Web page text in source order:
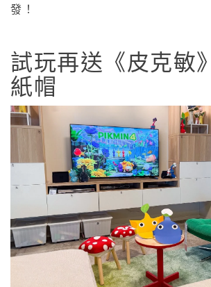
發！
試玩再送《皮克敏
紙帽